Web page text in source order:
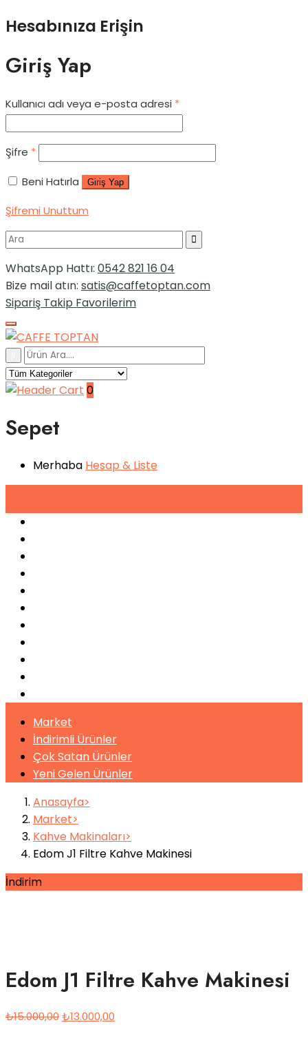
Hesabınıza Erişin
Giriş Yap
Kullanıcı adı veya e-posta adresi *
Şifre *
Beni Hatırla Giriş Yap
Şifremi Unuttum
WhatsApp Hattı: 0542 821 16 04
Bize mail atın: satis@caffetoptan.com
Sipariş Takip Favorilerim
0
Sepet
Merhaba Hesap & Liste
Market
İndirimli Ürünler
Çok Satan Ürünler
Yeni Gelen Ürünler
Anasayfa
Market
Kahve Makinaları
Edom J1 Filtre Kahve Makinesi
İndirim
Edom J1 Filtre Kahve Makinesi
₺15.000,00Orijinal
₺13.000,00